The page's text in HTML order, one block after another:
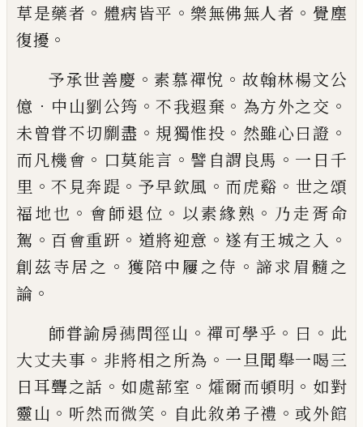
草是藥者 。 體病皆平 。 樂無佛無人者 。 覺塵
復擾 。
予承世善慶 。素慕禪悅 。 故翰林楊文公
億 ． 中山劉公筠 。不我遐棄 。 為方外之交 。
未曾甞不切劘盡 。 規獨惟投 。 然雖心曰證 。
而凡機會 。 口莫能言 。 譬自謂良馬 。 一日千
里 。不見奔踶 。 予早欽風 。 而虎谿 。 世之頌
福地也 。 會師退位 。 以素緣熟 。 乃走胥命
駕 。 百會重趼 。 道將迎意 。 遂有王城之入 。
創茲寺居之 。 獲陪中屨之侍 。諦求眉髓之
論 。
師甞諭房𡦗問徑山 。 禪可學乎 。 曰 。 此
大丈夫事 。 非將相之所為 。 一旦聞舉一喝三
日耳聾之話 。 如處蔀室 。 㸌爾而頓明 。 如對
靈山 。 听然而微笑 。 自此敘弟子禮 。 或外館